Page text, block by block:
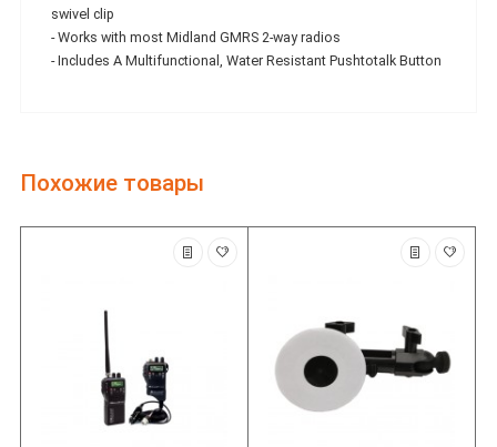
swivel clip
- Works with most Midland GMRS 2-way radios
- Includes A Multifunctional, Water Resistant Pushtotalk Button
Похожие товары